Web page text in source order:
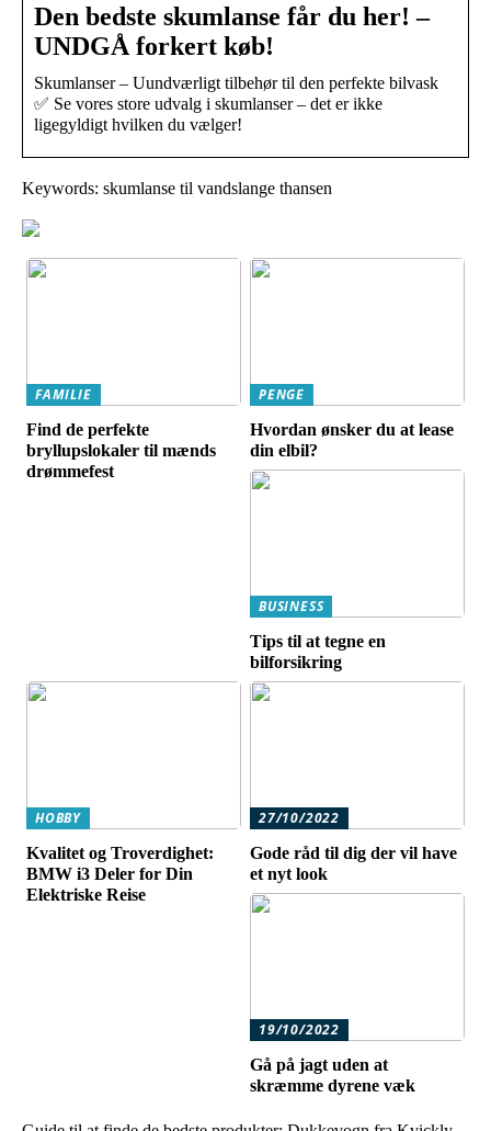
Den bedste skumlanse får du her! –
UNDGÅ forkert køb!
Skumlanser – Uundværligt tilbehør til den perfekte bilvask
✅ Se vores store udvalg i skumlanser – det er ikke
ligegyldigt hvilken du vælger!
Keywords: skumlanse til vandslange thansen
FAMILIE
Find de perfekte
bryllupslokaler til mænds
drømmefest
PENGE
Hvordan ønsker du at lease
din elbil?
BUSINESS
Tips til at tegne en
bilforsikring
HOBBY
Kvalitet og Troverdighet:
BMW i3 Deler for Din
Elektriske Reise
27/10/2022
Gode råd til dig der vil have
et nyt look
19/10/2022
Gå på jagt uden at
skræmme dyrene væk